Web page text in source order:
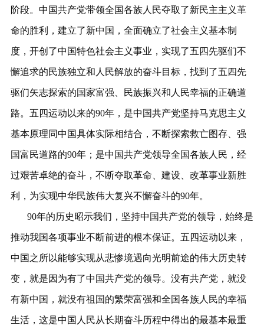
阶段。中国共产党带领全国各族人民夺取了新民主主义革
命的胜利，建立了新中国，全面确立了社会主义基本制
度，开创了中国特色社会主义事业，实现了五四先驱们不
懈追求的民族独立和人民解放的奋斗目标，找到了五四先
驱们矢志探索的国家富强、民族振兴和人民幸福的正确道
路。五四运动以来的90年，是中国共产党坚持马克思主义
基本原理同中国具体实际相结合，不断探索救亡图存、强
国富民道路的90年；是中国共产党领导全国各族人民，经
过艰苦卓绝的奋斗，不断夺取革命、建设、改革事业新胜
利，为实现中华民族伟大复兴不懈奋斗的90年。
90年的历史昭示我们，坚持中国共产党的领导，始终是
推动我国各项事业不断前进的根本保证。五四运动以来，
中国之所以能够实现从悲惨境遇向光明前途的伟大历史转
变，就是因为有了中国共产党的领导。没有共产党，就没
有新中国，就没有祖国的繁荣富强和全国各族人民的幸福
生活，这是中国人民从长期奋斗历程中得出的最基本最重